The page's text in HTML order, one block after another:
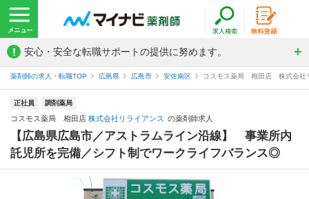
! 安心・安全な転職サポートの提供に努めます。
薬剤師の求人・転職TOP 広島県 広島市 安佐南区 コスモス薬局 相田店 株式会社
正社員 調剤薬局
コスモス薬局 相田店 株式会社リライアンス の薬剤師求人
【広島県広島市／アストラムライン沿線】 事業所内
託児所を完備／シフト制でワークライフバランス◎